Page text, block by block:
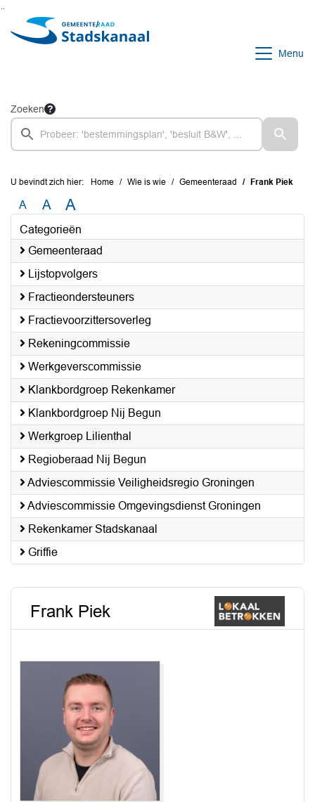
Ga naar de inhoud van deze pagina
Ga naar het zoeken
Ga naar het menu
Menu
Zoeken
U bevindt zich hier: Home Wie is wie Gemeenteraad Frank Piek
A A A
Categorieën
Gemeenteraad
Lijstopvolgers
Fractieondersteuners
Fractievoorzittersoverleg
Rekeningcommissie
Werkgeverscommissie
Klankbordgroep Rekenkamer
Klankbordgroep Nij Begun
Werkgroep Lilienthal
Regioberaad Nij Begun
Adviescommissie Veiligheidsregio Groningen
Adviescommissie Omgevingsdienst Groningen
Rekenkamer Stadskanaal
Griffie
Frank Piek